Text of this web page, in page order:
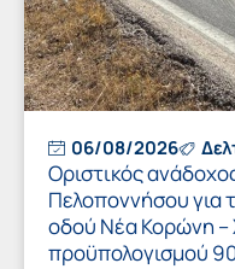
06/08/2026
Οριστικός
Πελοποννήσου για
οδού Νέα Κορώνη
προϋπολογισμού